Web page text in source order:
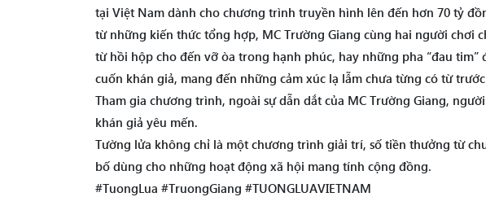
tại Việt Nam dành cho chương trình truyền hình lên đến hơn 70 tỷ
từ những kiến thức tổng hợp, MC Trường Giang cùng hai người chơi
từ hồi hộp cho đến vỡ òa trong hạnh phúc, hay những pha “đau tim”
cuốn khán giả, mang đến những cảm xúc lạ lẫm chưa từng có từ
Tham gia chương trình, ngoài sự dẫn dắt của MC Trường Giang,
khán giả yêu mến.
Tường lửa không chỉ là một chương trình giải trí, số tiền thưởng từ
bố dùng cho những hoạt động xã hội mang tính cộng đồng.
#TuongLua #TruongGiang #TUONGLUAVIETNAM